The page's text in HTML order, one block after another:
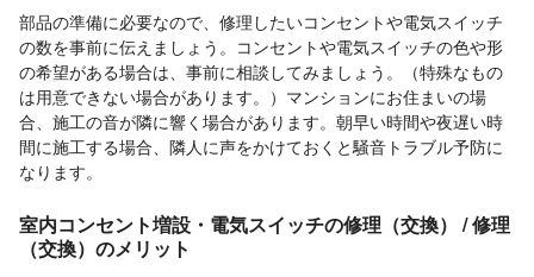
部品の準備に必要なので、修理したいコンセントや電気スイッチ
の数を事前に伝えましょう。コンセントや電気スイッチの色や形
の希望がある場合は、事前に相談してみましょう。（特殊なもの
は用意できない場合があります。）マンションにお住まいの場
合、施工の音が隣に響く場合があります。朝早い時間や夜遅い時
間に施工する場合、隣人に声をかけておくと騒音トラブル予防に
なります。
室内コンセント増設・電気スイッチの修理（交換） / 修理
（交換）のメリット